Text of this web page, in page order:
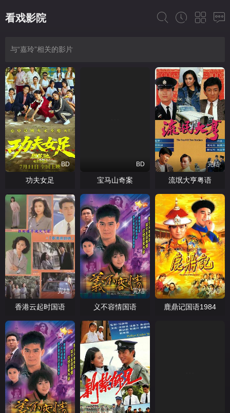
看戏影院
与“嘉玲”相关的影片
BD
功夫女足
BD
宝马山奇案
完结
流氓大亨粤语
完结
香港云起时国语
完结
义不容情国语
完结
鹿鼎记国语1984